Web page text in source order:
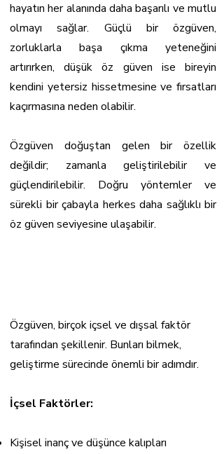
hayatın her alanında daha başarılı ve mutlu
olmayı sağlar. Güçlü bir özgüven,
zorluklarla başa çıkma yeteneğini
artırırken, düşük öz güven ise bireyin
kendini yetersiz hissetmesine ve fırsatları
kaçırmasına neden olabilir.
Özgüven doğuştan gelen bir özellik
değildir; zamanla geliştirilebilir ve
güçlendirilebilir. Doğru yöntemler ve
sürekli bir çabayla herkes daha sağlıklı bir
öz güven seviyesine ulaşabilir.
Özgüven, birçok içsel ve dışsal faktör
tarafından şekillenir. Bunları bilmek,
geliştirme sürecinde önemli bir adımdır.
İçsel Faktörler:
Kişisel inanç ve düşünce kalıpları